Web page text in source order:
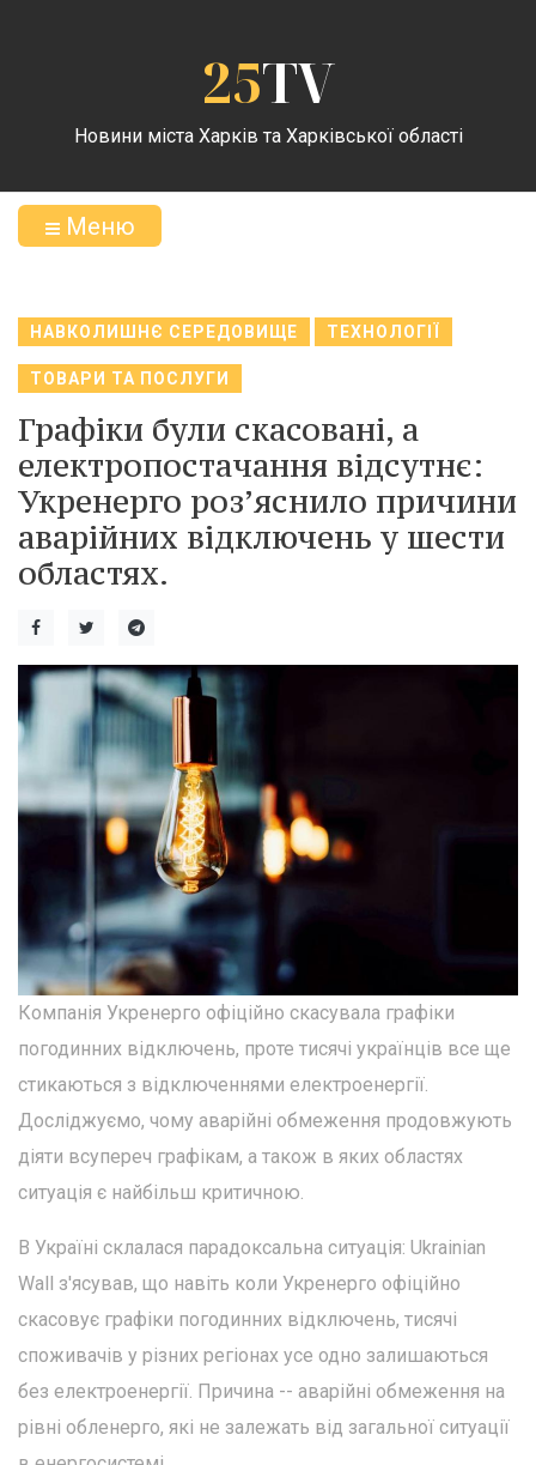
25TV
Новини міста Харків та Харківської області
Меню
НАВКОЛИШНЄ СЕРЕДОВИЩЕ ТЕХНОЛОГІЇ
ТОВАРИ ТА ПОСЛУГИ
Графіки були скасовані, а
електропостачання відсутнє:
Укренерго роз’яснило причини
аварійних відключень у шести
областях.
Компанія Укренерго офіційно скасувала графіки
погодинних відключень, проте тисячі українців все ще
стикаються з відключеннями електроенергії.
Досліджуємо, чому аварійні обмеження продовжують
діяти всупереч графікам, а також в яких областях
ситуація є найбільш критичною.
В Україні склалася парадоксальна ситуація: Ukrainian
Wall з'ясував, що навіть коли Укренерго офіційно
скасовує графіки погодинних відключень, тисячі
споживачів у різних регіонах усе одно залишаються
без електроенергії. Причина -- аварійні обмеження на
рівні обленерго, які не залежать від загальної ситуації